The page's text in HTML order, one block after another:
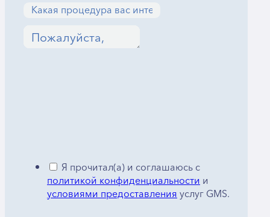
Я прочитал(а) и соглашаюсь с
политикой конфиденциальностии
условиями предоставленияуслуг GMS.